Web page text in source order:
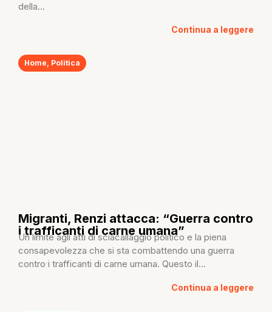
della...
Continua a leggere
Home, Politica
Migranti, Renzi attacca: “Guerra contro
i trafficanti di carne umana”
Un limite agli atti di sciacallaggio politico e la piena
consapevolezza che si sta combattendo una guerra
contro i trafficanti di carne umana. Questo il...
Continua a leggere